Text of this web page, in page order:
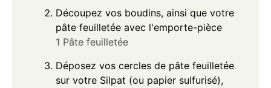
Découpez vos boudins, ainsi que votre
pâte feuilletée avec l'emporte-pièce
1 Pâte feuilletée
Déposez vos cercles de pâte feuilletée
sur votre Silpat (ou papier sulfurisé),